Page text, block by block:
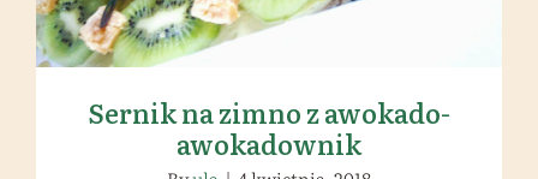
Sernik na zimno z awokado-
awokadownik